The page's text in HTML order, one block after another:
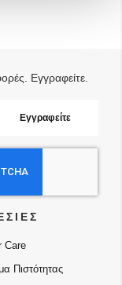
Εγγραφείτε.
Εγγραφείτε
Care
Πιστότητας